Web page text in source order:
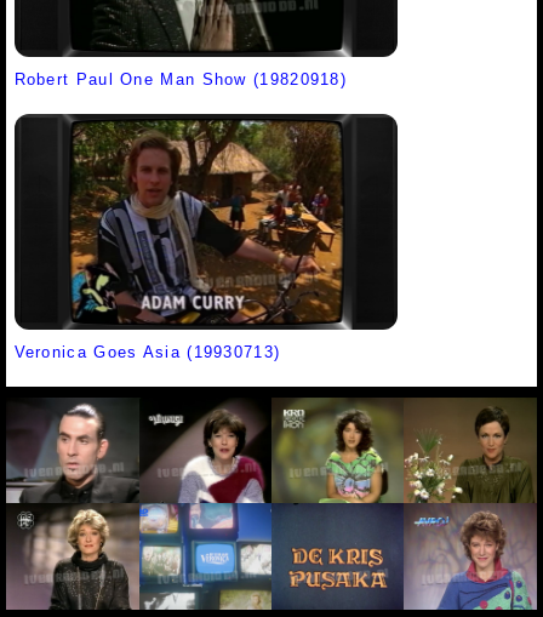
Robert Paul One Man Show (19820918)
Veronica Goes Asia (19930713)